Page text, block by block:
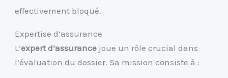
effectivement bloqué.
Expertise d’assurance
L’expert d’assurance joue un rôle crucial dans
l’évaluation du dossier. Sa mission consiste à :